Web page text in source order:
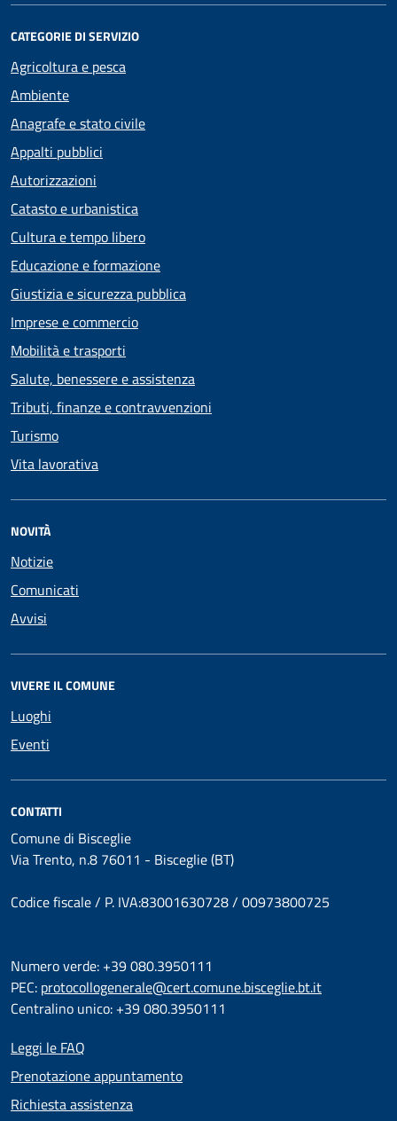
CATEGORIE DI SERVIZIO
Agricoltura e pesca
Ambiente
Anagrafe e stato civile
Appalti pubblici
Autorizzazioni
Catasto e urbanistica
Cultura e tempo libero
Educazione e formazione
Giustizia e sicurezza pubblica
Imprese e commercio
Mobilità e trasporti
Salute, benessere e assistenza
Tributi, finanze e contravvenzioni
Turismo
Vita lavorativa
NOVITÀ
Notizie
Comunicati
Avvisi
VIVERE IL COMUNE
Luoghi
Eventi
CONTATTI
Comune di Bisceglie
Via Trento, n.8 76011 - Bisceglie (BT)
Codice fiscale / P. IVA:83001630728 / 00973800725
Numero verde: +39 080.3950111
PEC: protocollogenerale@cert.comune.bisceglie.bt.it
Centralino unico: +39 080.3950111
Leggi le FAQ
Prenotazione appuntamento
Richiesta assistenza